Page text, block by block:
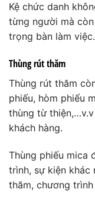
Kệ chức danh
từng người mà
trọng bàn làm việc.
Thùng rút thăm
Thùng rút thăm
phiếu, hòm phiếu
thùng từ
khách hàng.
Thùng phiếu mica
trình, sự kiện khác
thăm, chương